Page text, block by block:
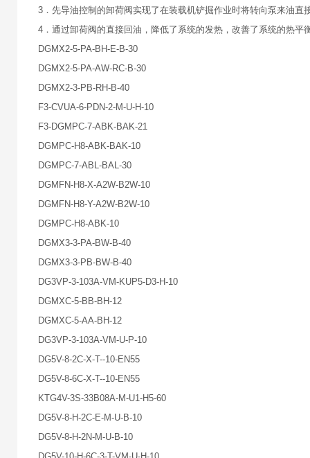
3．先导油控制的卸荷阀实现了在装载机铲掘作业时将转向泵来油
4．通过卸荷阀的直接回油，降低了系统的发热，改善了系统的热平
DGMX2-5-PA-BH-E-B-30
DGMX2-5-PA-AW-RC-B-30
DGMX2-3-PB-RH-B-40
F3-CVUA-6-PDN-2-M-U-H-10
F3-DGMPC-7-ABK-BAK-21
DGMPC-H8-ABK-BAK-10
DGMPC-7-ABL-BAL-30
DGMFN-H8-X-A2W-B2W-10
DGMFN-H8-Y-A2W-B2W-10
DGMPC-H8-ABK-10
DGMX3-3-PA-BW-B-40
DGMX3-3-PB-BW-B-40
DG3VP-3-103A-VM-KUP5-D3-H-10
DGMXC-5-BB-BH-12
DGMXC-5-AA-BH-12
DG3VP-3-103A-VM-U-P-10
DG5V-8-2C-X-T--10-EN55
DG5V-8-6C-X-T--10-EN55
KTG4V-3S-33B08A-M-U1-H5-60
DG5V-8-H-2C-E-M-U-B-10
DG5V-8-H-2N-M-U-B-10